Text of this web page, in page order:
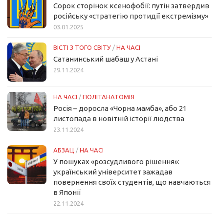
Сорок сторінок ксенофобії: путін затвердив
російську «стратегію протидії екстремізму»
03.01.2025
ВІСТІ З ТОГО СВІТУ / НА ЧАСІ
Сатанинський шабаш у Астані
29.11.2024
НА ЧАСІ / ПОЛІТАНАТОМІЯ
Росія – доросла «Чорна мамба», або 21
листопада в новітній історії людства
23.11.2024
АБЗАЦ / НА ЧАСІ
У пошуках «розсудливого рішення»:
український університет зажадав
повернення своїх студентів, що навчаються
в Японії
22.11.2024